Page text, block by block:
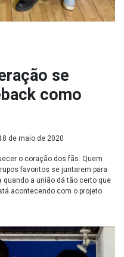
se
como
de maio de 2020
o coração dos fãs. Quem
favoritos se juntarem para
a união dá tão certo que
acontecendo com o projeto